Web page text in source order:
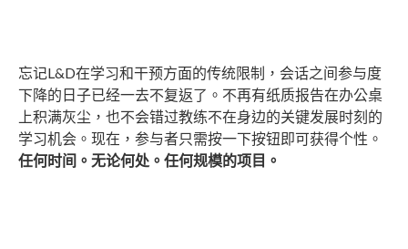
忘记L&D在学习和干预方面的传统限制，会话之间参与度
下降的日子已经一去不复返了。不再有纸质报告在办公桌
上积满灰尘，也不会错过教练不在身边的关键发展时刻的
学习机会。现在，参与者只需按一下按钮即可获得个性。
任何时间。无论何处。任何规模的项目。